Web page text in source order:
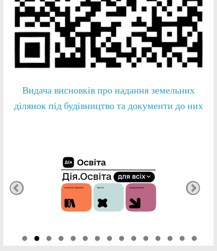
Видача висновків про надання земельних
ділянок під будівництво та документи до них